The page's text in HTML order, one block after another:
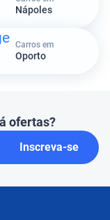
Nápoles
Carros em
Oporto
ofertas?
Inscreva-se